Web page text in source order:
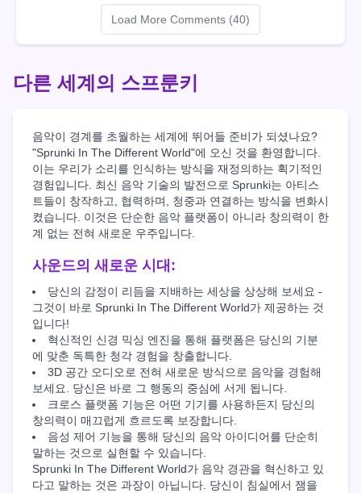
Load More Comments (40)
다른 세계의 스프룬키
음악이 경계를 초월하는 세계에 뛰어들 준비가 되셨나요?
"Sprunki In The Different World"에 오신 것을 환영합니다.
이는 우리가 소리를 인식하는 방식을 재정의하는 획기적인
경험입니다. 최신 음악 기술의 발전으로 Sprunki는 아티스
트들이 창작하고, 협력하며, 청중과 연결하는 방식을 변화시
켰습니다. 이것은 단순한 음악 플랫폼이 아니라 창의력이 한
계 없는 전혀 새로운 우주입니다.
사운드의 새로운 시대:
당신의 감정이 리듬을 지배하는 세상을 상상해 보세요 -
그것이 바로 Sprunki In The Different World가 제공하는 것
입니다!
혁신적인 신경 믹싱 엔진을 통해 플랫폼은 당신의 기분
에 맞춘 독특한 청각 경험을 창출합니다.
3D 공간 오디오로 전혀 새로운 방식으로 음악을 경험해
보세요. 당신은 바로 그 행동의 중심에 서게 됩니다.
크로스 플랫폼 기능은 어떤 기기를 사용하든지 당신의
창의력이 매끄럽게 흐르도록 보장합니다.
음성 제어 기능을 통해 당신의 음악 아이디어를 단순히
말하는 것으로 실현할 수 있습니다.
Sprunki In The Different World가 음악 경관을 혁신하고 있
다고 말하는 것은 과장이 아닙니다. 당신이 침실에서 잼을